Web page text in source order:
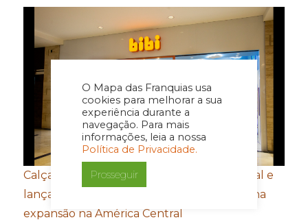
O Mapa das Franquias usa
cookies para melhorar a sua
experiência durante a
navegação. Para mais
informações, leia a nossa
Política de Privacidade.
Prosseguir
Calçados Bibi amplia presença internacional e
lança e-commerce em Honduras de olho na
expansão na América Central